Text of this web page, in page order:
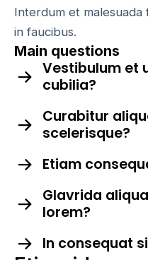
Interdum et malesuada
in faucibus.
Main questions
Vestibulum et
cubilia?
Curabitur
scelerisque?
Etiam
Glavrida
lorem?
In consequat